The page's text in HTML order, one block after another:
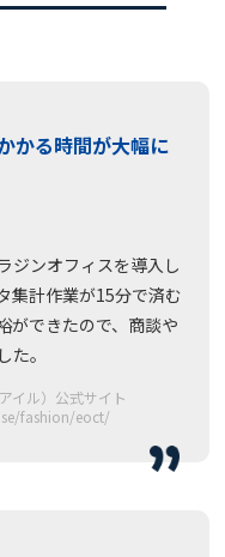
かる時間が大幅に
ジンオフィスを導入し
集計作業が15分で済む
ができたので、商談や
。
イル）公式サイト
fashion/eoct/